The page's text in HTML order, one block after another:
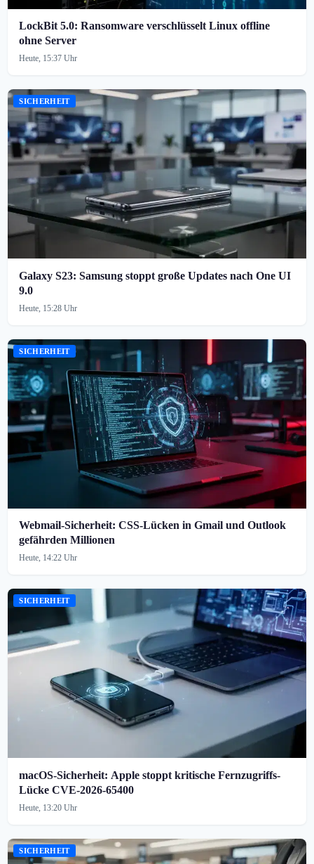
LockBit 5.0: Ransomware verschlüsselt Linux offline
ohne Server
Heute, 15:37 Uhr
SICHERHEIT
Galaxy S23: Samsung stoppt große Updates nach One UI
9.0
Heute, 15:28 Uhr
SICHERHEIT
Webmail-Sicherheit: CSS-Lücken in Gmail und Outlook
gefährden Millionen
Heute, 14:22 Uhr
SICHERHEIT
macOS-Sicherheit: Apple stoppt kritische Fernzugriffs-
Lücke CVE-2026-65400
Heute, 13:20 Uhr
SICHERHEIT